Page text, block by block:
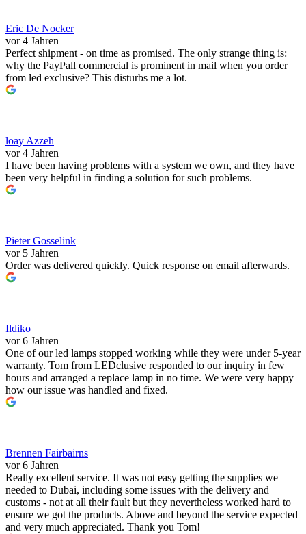
Eric De Nocker
vor 4 Jahren
Perfect shipment - on time as promised. The only strange thing is:
why the PayPall commercial is prominent in mail when you order
from led exclusive? This disturbs me a lot.
loay Azzeh
vor 4 Jahren
I have been having problems with a system we own, and they have
been very helpful in finding a solution for such problems.
Pieter Gosselink
vor 5 Jahren
Order was delivered quickly. Quick response on email afterwards.
Ildiko
vor 6 Jahren
One of our led lamps stopped working while they were under 5-year
warranty. Tom from LEDclusive responded to our inquiry in few
hours and arranged a replace lamp in no time. We were very happy
how our issue was handled and fixed.
Brennen Fairbairns
vor 6 Jahren
Really excellent service. It was not easy getting the supplies we
needed to Dubai, including some issues with the delivery and
customs - not at all their fault but they nevertheless worked hard to
ensure we got the products. Above and beyond the service expected
and very much appreciated. Thank you Tom!